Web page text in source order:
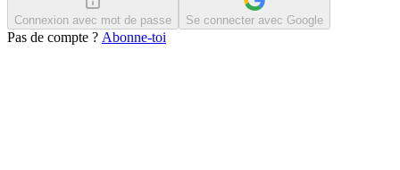
Connexion avec mot de passe Se connecter avec Google
Pas de compte ? Abonne-toi